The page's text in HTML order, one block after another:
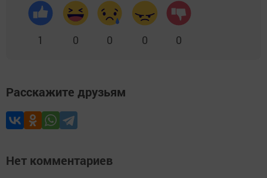
1 0 0 0 0
Расскажите друзьям
Нет комментариев